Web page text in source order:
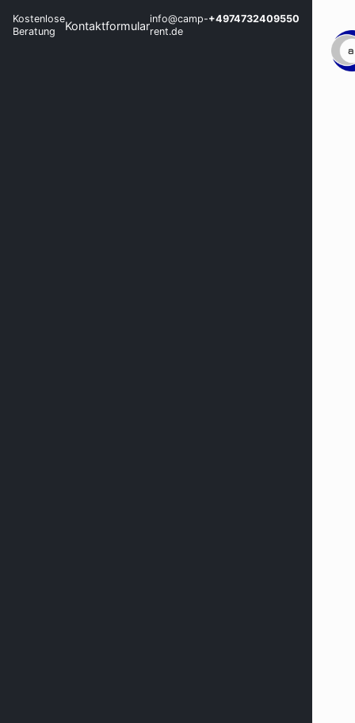
Kostenlose
Beratung
Kontaktformularinfo@camp-
rent.de
+4974732409550